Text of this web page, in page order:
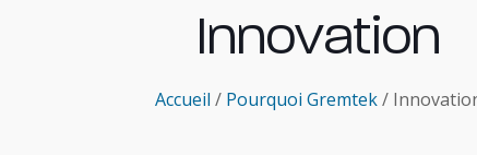
Innovation
Accueil / Pourquoi Gremtek/